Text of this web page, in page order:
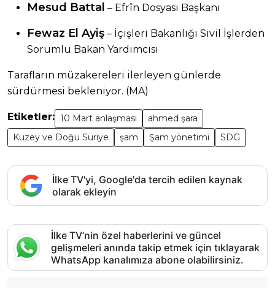
Mesud Battal – Efrîn Dosyası Başkanı
Fewaz El Ayiş – İçişleri Bakanlığı Sivil İşlerden
Sorumlu Bakan Yardımcısı
Tarafların müzakereleri ilerleyen günlerde
sürdürmesi bekleniyor. (MA)
Etiketler: 10 Mart anlaşması
ahmed şara
Kuzey ve Doğu Suriye
şam Şam yönetimi SDG
İlke TV'yi, Google'da tercih edilen kaynak
olarak ekleyin
İlke TV’nin özel haberlerini ve güncel
gelişmeleri anında takip etmek için tıklayarak
WhatsApp kanalımıza abone olabilirsiniz.